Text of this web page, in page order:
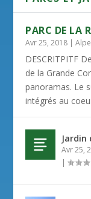
PARC DE LA
Avr 25, 2018 |
DESCRITPITF
de la Grande
panoramas. Le
intégrés au
Jardin
Avr 25,
|